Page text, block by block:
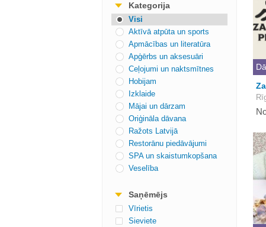
Kategorija
Visi
Aktīvā atpūta un sports
Apmācības un literatūra
Apģērbs un aksesuāri
Ceļojumi un naktsmītnes
Hobijam
Izklaide
Mājai un dārzam
Oriģināla dāvana
Ražots Latvijā
Restorānu piedāvājumi
SPA un skaistumkopšana
Veselība
Saņēmējs
Vīrietis
Sieviete